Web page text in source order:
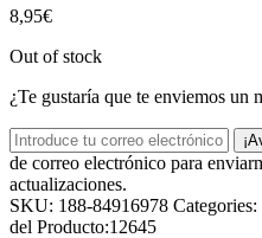
8,95€
Out of stock
¿Te gustaría que te enviemos un
de correo electrónico para
actualizaciones.
SKU: 188-84916978 Categories:
del Producto:12645